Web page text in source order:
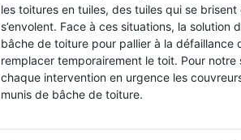
les toitures en tuiles, des tuiles qui se
s’envolent. Face à ces situations, la solution
bâche de toiture pour pallier à la défaillance
remplacer temporairement le toit. Pour notre
chaque intervention en urgence les
munis de bâche de toiture.